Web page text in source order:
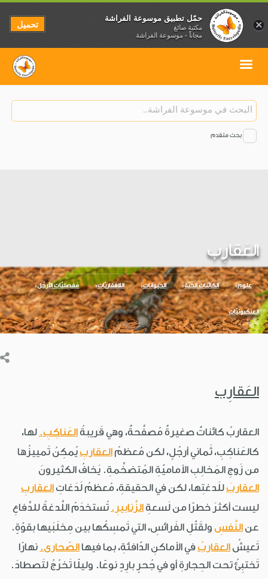
بحث متقدم
العَقارِب
علوم الكائنات الحيّة الحيوانات اللافقاريّات مَفصِليّات الأرجُل
العنكبوتيّات
العَقارِب
العقاربُ كائناتٌ صغيرةٌ مُصفَّحةٌ، وهي قَريبةُ العَناكِبِ. لها،
كالعَناكِبِ، ثَماني أرجُلٍ، لكن مُعظمُ العقاربِيُمكِنُ تَمييزُها
من زَوجِ المَخالِبِ الأماميّةِ المُتضخِّمةِ. يَخافُ الكثيرونَ
العقاربَللَدغتِها، لكن في الحقيقةِ، مُعظمُ لَدَغاتِ العقاربِ
ليست أكثرَ خطرًا من لَسعةِ الزَّنابيرِ. تُستخدَمُ اللَّدغةُ للدِّفاعِ
عن النَّفسِ ولقَتْلِ الفَرائسِ، التي تَمسِكُها بين مِخلَبَيها بقوّةٍ.
تَعيشُ العقاربُفي الأماكنِ الدّافئةِ، بما فيها الصّحارى. نهارًا
تَختبِئُ تحت الحِجارةِ أو في جُحرٍ بارِدٍ نوعًا. وليلًا تَخرُجُ لتَصطادَ.
×
حمّل تطبيق موسوعة الفراشة
مكتبة صائغ
مجاناً - موسوعة الفراشة
تحميل